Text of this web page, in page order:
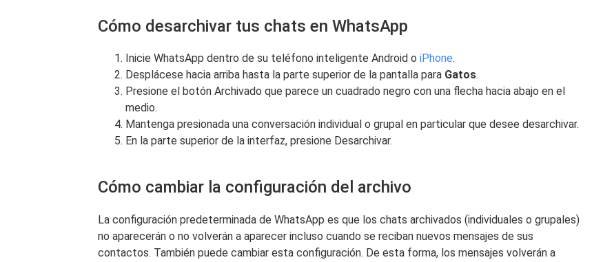
Cómo desarchivar tus chats en WhatsApp
Inicie WhatsApp dentro de su teléfono inteligente Android o iPhone.
Desplácese hacia arriba hasta la parte superior de la pantalla para Gatos.
Presione el botón Archivado que parece un cuadrado negro con una flecha hacia abajo en el
medio.
Mantenga presionada una conversación individual o grupal en particular que desee desarchivar.
En la parte superior de la interfaz, presione Desarchivar.
Cómo cambiar la configuración del archivo
La configuración predeterminada de WhatsApp es que los chats archivados (individuales o grupales)
no aparecerán o no volverán a aparecer incluso cuando se reciban nuevos mensajes de sus
contactos. También puede cambiar esta configuración. De esta forma, los mensajes volverán a